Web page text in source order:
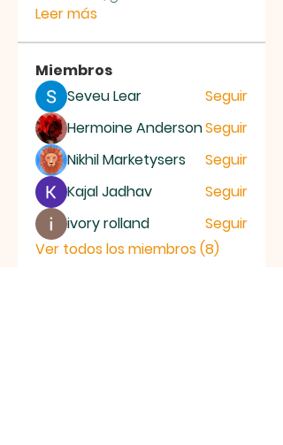
Leer más
Miembros
Seveu Lear
Seguir
Hermoine AndersonSeguir
Nikhil Marketysers
Seguir
Kajal Jadhav
Seguir
ivory rolland
Seguir
Ver todos los miembros (8)